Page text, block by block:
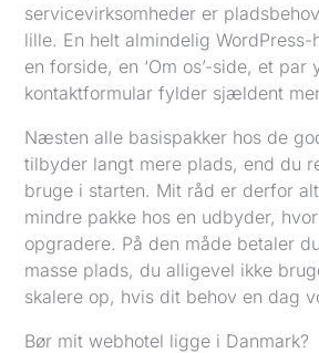
servicevirksomheder er
lille. En helt almindelig WordPress-
en forside, en ‘Om os’-side, et par
kontaktformular fylder sjældent
Næsten alle basispakker hos de
tilbyder langt mere plads, end du
bruge i starten. Mit råd er derfor
mindre pakke hos en udbyder,
opgradere. På den måde betaler
masse plads, du alligevel ikke
skalere op, hvis dit behov en dag
Bør mit webhotel ligge i Danmark?